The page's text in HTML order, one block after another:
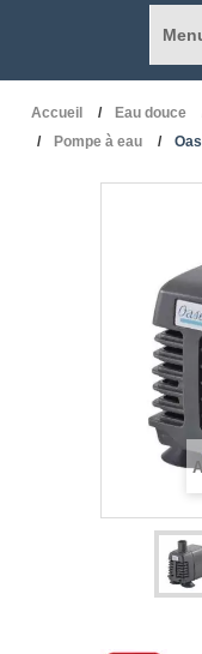
Accueil Eau douce
Pompe à eau